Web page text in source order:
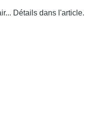
Détails dans l'article.